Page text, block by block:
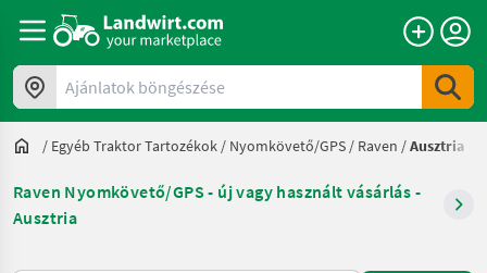
Ajánlatok böngészése
/ Egyéb Traktor Tartozékok / Nyomkövető/GPS / Raven /Ausztria
Raven Nyomkövető/GPS - új vagy használt vásárlás -
Ausztria